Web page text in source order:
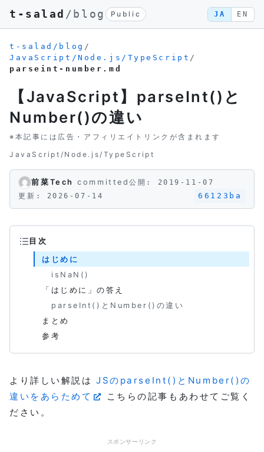
t-salad /blog Public JA EN
t-salad/blog /
JavaScript/Node.js/TypeScript /
parseint-number.md
【JavaScript】parseInt()と
Number()の違い
※本記事には広告・アフィリエイトリンクが含まれます
JavaScript/Node.js/TypeScript
前菜Tech committed公開: 2019-11-07
更新: 2026-07-14
66123ba
より詳しい解説はJSのparseInt()とNumber()の
違いをあらためて
こちらの記事もあわせてご覧く
ださい。
スポンサーリンク
目次
はじめに
isNaN()
「はじめに」の答え
parseInt()とNumber()の違い
まとめ
参考